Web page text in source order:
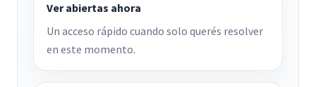
Ver abiertas ahora
Un acceso rápido cuando solo querés resolver
en este momento.